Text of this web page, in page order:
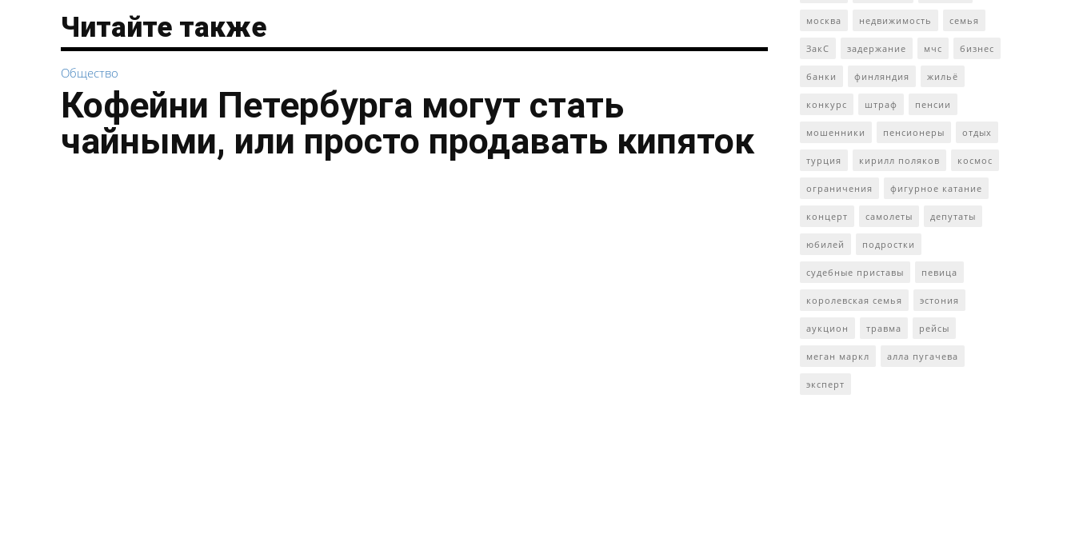
Читайте также
Общество
Кофейни Петербурга могут стать
чайными, или просто продавать кипяток
москва недвижимость семья
ЗакС задержание мчс бизнес
банки финляндия жильё
конкурс штраф пенсии
мошенники пенсионеры отдых
турция кирилл поляков космос
ограничения фигурное катание
концерт самолеты депутаты
юбилей подростки
судебные приставы певица
королевская семья эстония
аукцион травма рейсы
меган маркл алла пугачева
эксперт